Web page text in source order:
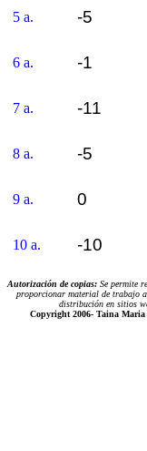
5 a. -5
6 a. -1
7 a. -11
8 a. -5
9 a. 0
10 a. -10
Autorización de copias: Se permite
proporcionar material de trabajo a
distribución en sitios
Copyright 2006-Taina